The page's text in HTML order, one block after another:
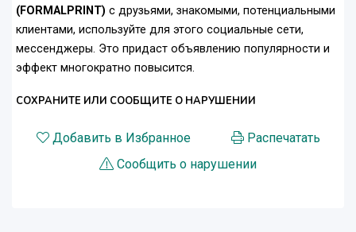
(FORMALPRINT) с друзьями, знакомыми, потенциальными
клиентами, используйте для этого социальные сети,
мессенджеры. Это придаст объявлению популярности и
эффект многократно повысится.
СОХРАНИТЕ ИЛИ СООБЩИТЕ О НАРУШЕНИИ
Добавить в Избранное
Распечатать
Сообщить о нарушении